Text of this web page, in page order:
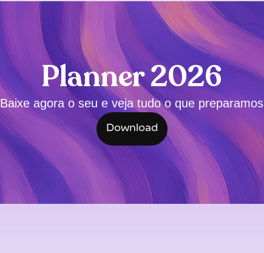
Planner 2026
Baixe agora o seu e veja tudo o que preparamos
Download